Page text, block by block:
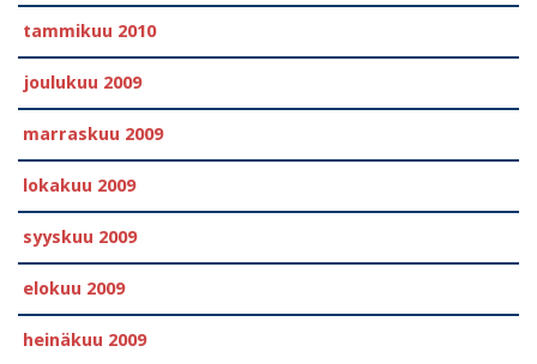
tammikuu 2010
joulukuu 2009
marraskuu 2009
lokakuu 2009
syyskuu 2009
elokuu 2009
heinäkuu 2009